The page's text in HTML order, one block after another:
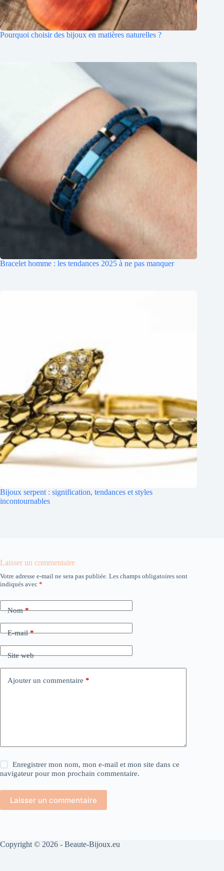
Pourquoi choisir des bijoux en matières naturelles ?
Bracelet homme : les tendances 2025 à ne pas manquer
Bijoux serpent : signification, tendances et styles
incontournables
Laisser un commentaire
Votre adresse e-mail ne sera pas publiée. Les champs obligatoires sont
indiqués avec *
Nom*
E-mail*
Site web
Ajouter un commentaire *
Enregistrer mon nom, mon e-mail et mon site dans ce
navigateur pour mon prochain commentaire.
Laisser un commentaire
Copyright © 2026 - Beaute-Bijoux.eu